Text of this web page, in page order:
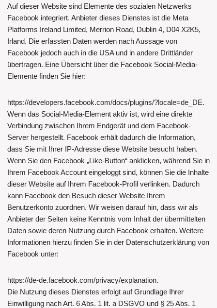
Auf dieser Website sind Elemente des sozialen Netzwerks
Facebook integriert. Anbieter dieses Dienstes ist die Meta
Platforms Ireland Limited, Merrion Road, Dublin 4, D04 X2K5,
Irland. Die erfassten Daten werden nach Aussage von
Facebook jedoch auch in die USA und in andere Drittländer
übertragen. Eine Übersicht über die Facebook Social-Media-
Elemente finden Sie hier:
https://developers.facebook.com/docs/plugins/?locale=de_DE.
Wenn das Social-Media-Element aktiv ist, wird eine direkte
Verbindung zwischen Ihrem Endgerät und dem Facebook-
Server hergestellt. Facebook erhält dadurch die Information,
dass Sie mit Ihrer IP-Adresse diese Website besucht haben.
Wenn Sie den Facebook „Like-Button“ anklicken, während Sie in
Ihrem Facebook Account eingeloggt sind, können Sie die Inhalte
dieser Website auf Ihrem Facebook-Profil verlinken. Dadurch
kann Facebook den Besuch dieser Website Ihrem
Benutzerkonto zuordnen. Wir weisen darauf hin, dass wir als
Anbieter der Seiten keine Kenntnis vom Inhalt der übermittelten
Daten sowie deren Nutzung durch Facebook erhalten. Weitere
Informationen hierzu finden Sie in der Datenschutzerklärung von
Facebook unter:
https://de-de.facebook.com/privacy/explanation.
Die Nutzung dieses Dienstes erfolgt auf Grundlage Ihrer
Einwilligung nach Art. 6 Abs. 1 lit. a DSGVO und § 25 Abs. 1